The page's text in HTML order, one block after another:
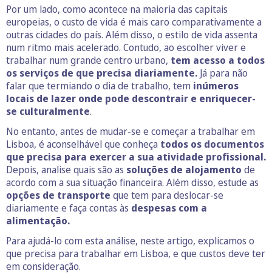
Por um lado, como acontece na maioria das capitais
europeias, o custo de vida é mais caro comparativamente a
outras cidades do país. Além disso, o estilo de vida assenta
num ritmo mais acelerado. Contudo, ao escolher viver e
trabalhar num grande centro urbano, tem acesso a todos
os serviços de que precisa diariamente. Já para não
falar que termiando o dia de trabalho, tem inúmeros
locais de lazer onde pode descontrair e enriquecer-
se culturalmente.
No entanto, antes de mudar-se e começar a trabalhar em
Lisboa, é aconselhável que conheça todos os documentos
que precisa para exercer a sua atividade profissional.
Depois, analise quais são as soluções de alojamento de
acordo com a sua situação financeira. Além disso, estude as
opções de transporte que tem para deslocar-se
diariamente e faça contas às despesas com a
alimentação.
Para ajudá-lo com esta análise, neste artigo, explicamos o
que precisa para trabalhar em Lisboa, e que custos deve ter
em consideração.